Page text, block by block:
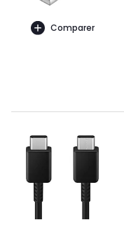
Comparer